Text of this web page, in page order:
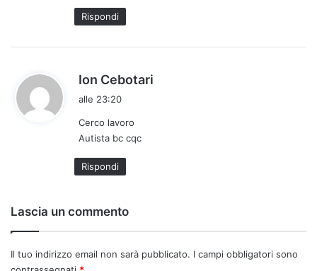
Rispondi
Ion Cebotari
alle 23:20
Cerco lavoro
Autista bc cqc
Rispondi
Lascia un commento
Il tuo indirizzo email non sarà pubblicato. I campi obbligatori sono